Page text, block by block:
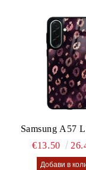
Samsung A57
€13.50